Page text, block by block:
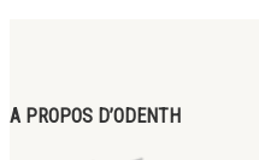
A PROPOS D’ODENTH